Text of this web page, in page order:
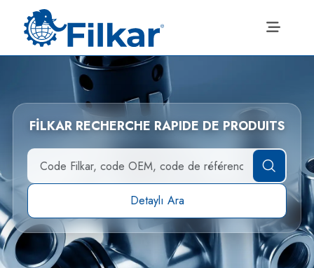
FİLKAR RECHERCHE RAPIDE DE PRODUITS
Detaylı Ara